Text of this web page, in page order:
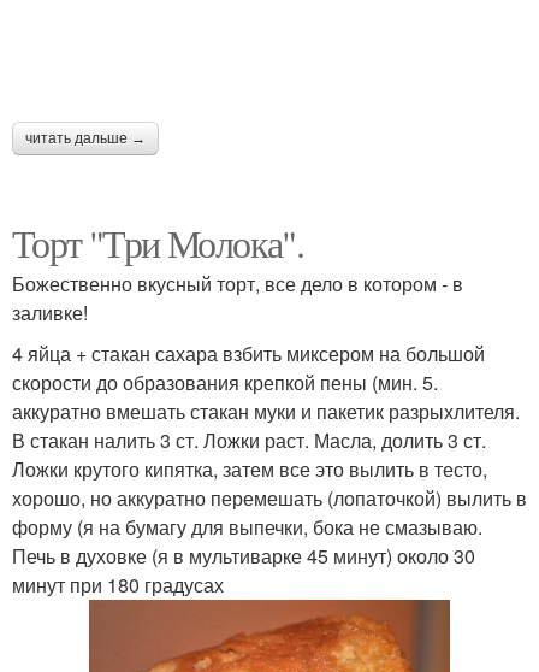
читать дальше →
Торт "Три Молока".
Божественно вкусный торт, все дело в котором - в
заливке!
4 яйца + стакан сахара взбить миксером на большой
скорости до образования крепкой пены (мин. 5.
аккуратно вмешать стакан муки и пакетик разрыхлителя.
В стакан налить 3 ст. Ложки раст. Масла, долить 3 ст.
Ложки крутого кипятка, затем все это вылить в тесто,
хорошо, но аккуратно перемешать (лопаточкой) вылить в
форму (я на бумагу для выпечки, бока не смазываю.
Печь в духовке (я в мультиварке 45 минут) около 30
минут при 180 градусах